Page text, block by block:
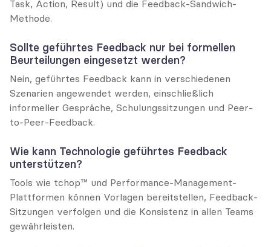
Task, Action, Result) und die Feedback-Sandwich-
Methode.
Sollte geführtes Feedback nur bei formellen
Beurteilungen eingesetzt werden?
Nein, geführtes Feedback kann in verschiedenen
Szenarien angewendet werden, einschließlich
informeller Gespräche, Schulungssitzungen und Peer-
to-Peer-Feedback.
Wie kann Technologie geführtes Feedback
unterstützen?
Tools wie tchop™ und Performance-Management-
Plattformen können Vorlagen bereitstellen, Feedback-
Sitzungen verfolgen und die Konsistenz in allen Teams
gewährleisten.